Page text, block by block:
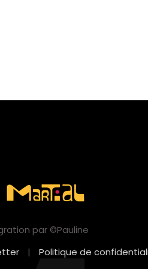
par ©Pauline
| Politique de